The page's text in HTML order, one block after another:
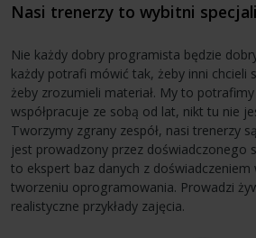
Nasi trenerzy to wybitni
Nie każdy dobry programista będzie
każdy potrafi mówić tak, żeby inni chcieli
żeby zrozumieli materiał. My to
współpracuje ze sobą od lat, nikt tu nie
Tworzymy zgrany zespół, nasi trenerzy
jest prowadzony przez doświadczonego
to ekspert baz danych z doświadczeniem
tworzeniu oprogramowania. Prowadzi
realistyczne przykłady zajęcia.